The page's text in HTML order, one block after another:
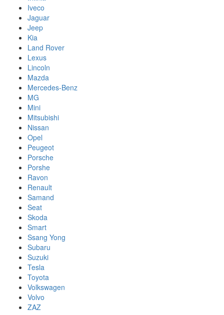
Iveco
Jaguar
Jeep
Kia
Land Rover
Lexus
Lincoln
Mazda
Mercedes-Benz
MG
Mini
Mitsubishi
Nissan
Opel
Peugeot
Porsche
Porshe
Ravon
Renault
Samand
Seat
Skoda
Smart
Ssang Yong
Subaru
Suzuki
Tesla
Toyota
Volkswagen
Volvo
ZAZ